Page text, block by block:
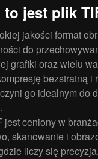
to jest plik
jakości format
do
grafiki oraz wielu
bezstratną i
go idealnym do
jest ceniony w
skanowanie i
liczy się precyzja.